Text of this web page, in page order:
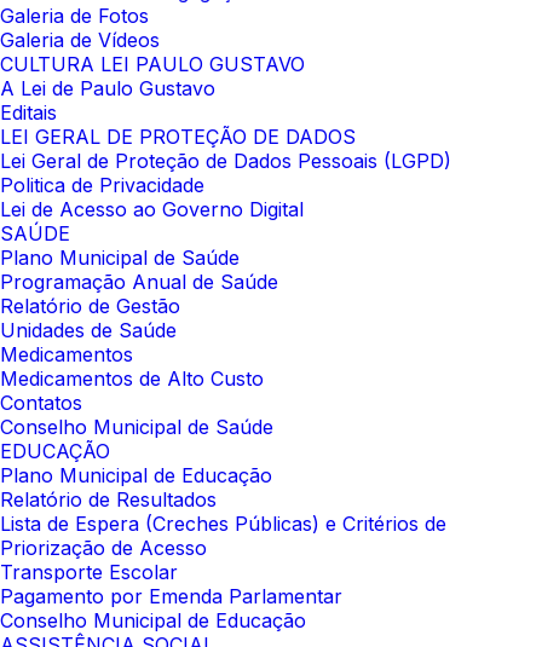
Galeria de Fotos
Galeria de Vídeos
CULTURA LEI PAULO GUSTAVO
A Lei de Paulo Gustavo
Editais
LEI GERAL DE PROTEÇÃO DE DADOS
Lei Geral de Proteção de Dados Pessoais (LGPD)
Politica de Privacidade
Lei de Acesso ao Governo Digital
SAÚDE
Plano Municipal de Saúde
Programação Anual de Saúde
Relatório de Gestão
Unidades de Saúde
Medicamentos
Medicamentos de Alto Custo
Contatos
Conselho Municipal de Saúde
EDUCAÇÃO
Plano Municipal de Educação
Relatório de Resultados
Lista de Espera (Creches Públicas) e Critérios de
Priorização de Acesso
Transporte Escolar
Pagamento por Emenda Parlamentar
Conselho Municipal de Educação